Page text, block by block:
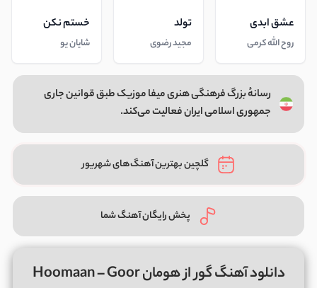
عشق ابدی
روح الله کرمی
تولد
مجید رضوی
خستم نکن
شایان یو
رسانهٔ بزرگ فرهنگی هنری میفا موزیک طبق قوانین جاری
جمهوری اسلامی ایران فعالیت می‌کند.
گلچین بهترین آهنگ‌های شهریور
پخش رایگان آهنگ شما
دانلود آهنگ گور از هومان Hoomaan – Goor